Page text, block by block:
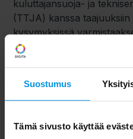
Suostumus
Tämä sivusto käyttää
kuluttajansuoja- ja
(TTJA) kanssa
kysymyksissä
kansallisten sekä EU-
mukaisuuden.